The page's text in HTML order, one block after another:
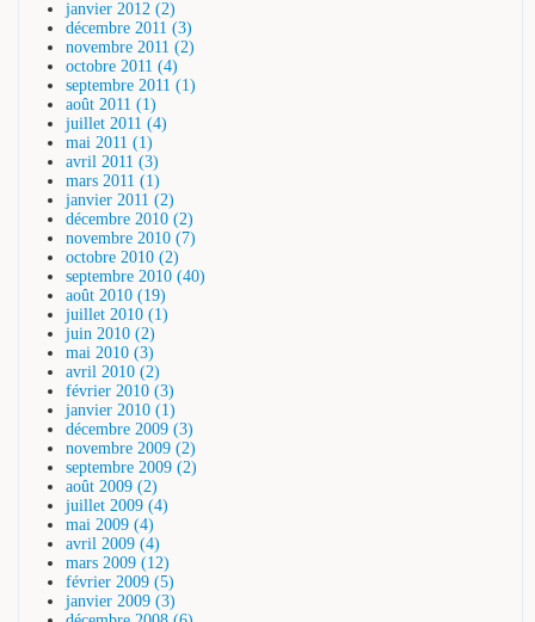
janvier 2012 (2)
décembre 2011 (3)
novembre 2011 (2)
octobre 2011 (4)
septembre 2011 (1)
août 2011 (1)
juillet 2011 (4)
mai 2011 (1)
avril 2011 (3)
mars 2011 (1)
janvier 2011 (2)
décembre 2010 (2)
novembre 2010 (7)
octobre 2010 (2)
septembre 2010 (40)
août 2010 (19)
juillet 2010 (1)
juin 2010 (2)
mai 2010 (3)
avril 2010 (2)
février 2010 (3)
janvier 2010 (1)
décembre 2009 (3)
novembre 2009 (2)
septembre 2009 (2)
août 2009 (2)
juillet 2009 (4)
mai 2009 (4)
avril 2009 (4)
mars 2009 (12)
février 2009 (5)
janvier 2009 (3)